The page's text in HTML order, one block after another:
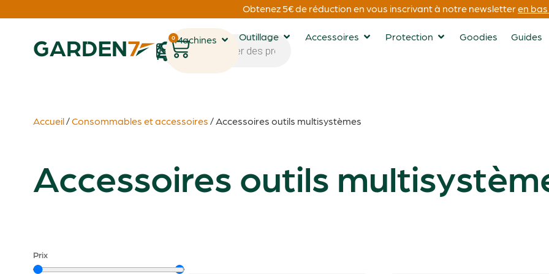
Obtenez 5€ de réduction en vous inscrivant à notre newsletteren
1
0Machines Outillage Accessoires Protection Goodies Guides
Accueil/Consommables et accessoires / Accessoires outils multisystèmes
Accessoires outils
Prix